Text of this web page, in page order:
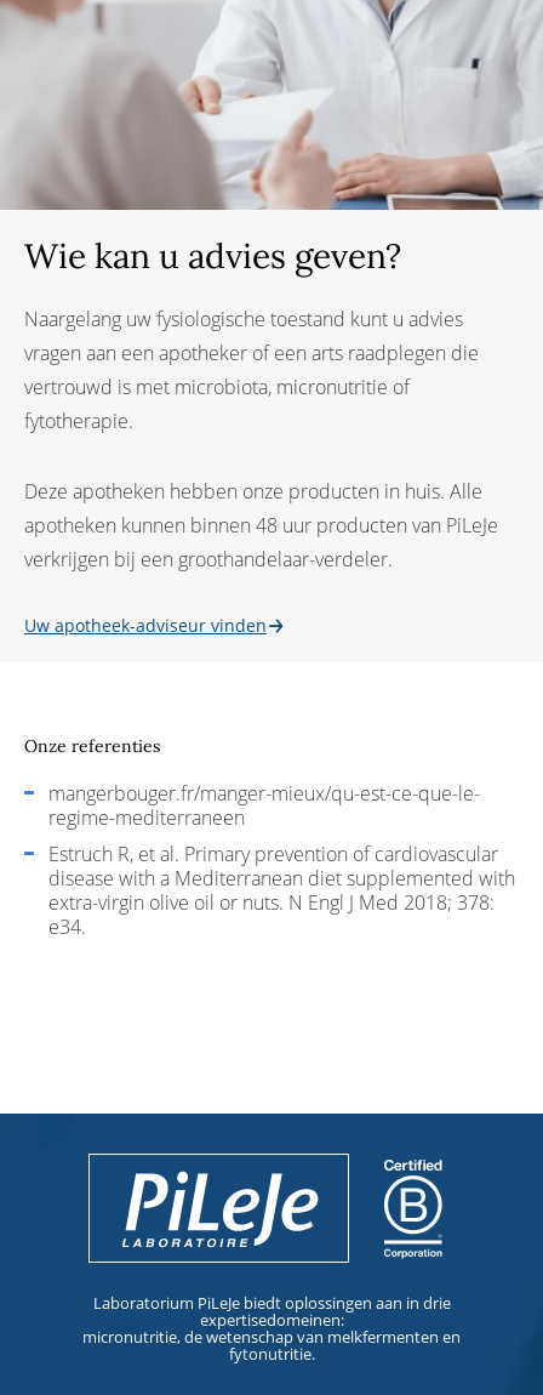
Wie kan u advies geven?
Naargelang uw fysiologische toestand kunt u advies
vragen aan een apotheker of een arts raadplegen die
vertrouwd is met microbiota, micronutritie of
fytotherapie.
Deze apotheken hebben onze producten in huis. Alle
apotheken kunnen binnen 48 uur producten van PiLeJe
verkrijgen bij een groothandelaar-verdeler.
Uw apotheek-adviseur vinden
Onze referenties
mangerbouger.fr/manger-mieux/qu-est-ce-que-le-
regime-mediterraneen
Estruch R, et al. Primary prevention of cardiovascular
disease with a Mediterranean diet supplemented with
extra-virgin olive oil or nuts. N Engl J Med 2018; 378:
e34.
Laboratorium PiLeJe biedt oplossingen aan in drie
expertisedomeinen:
micronutritie, de wetenschap van melkfermenten en
fytonutritie.